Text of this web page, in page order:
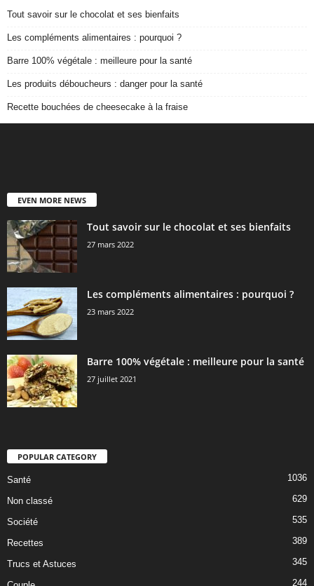
Tout savoir sur le chocolat et ses bienfaits
Les compléments alimentaires : pourquoi ?
Barre 100% végétale : meilleure pour la santé
Les produits déboucheurs : danger pour la santé
Recette bouchées de cheesecake à la fraise
EVEN MORE NEWS
Tout savoir sur le chocolat et ses bienfaits
27 mars 2022
Les compléments alimentaires : pourquoi ?
23 mars 2022
Barre 100% végétale : meilleure pour la santé
27 juillet 2021
POPULAR CATEGORY
Santé 1036
Non classé 629
Société 535
Recettes 389
Trucs et Astuces 345
244